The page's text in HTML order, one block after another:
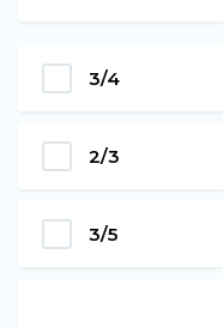
3/4
2/3
3/5